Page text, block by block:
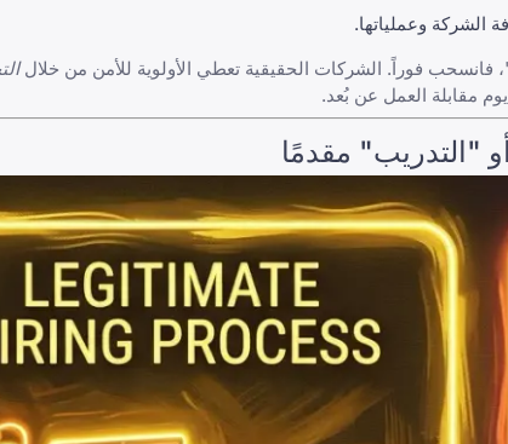
الشركة وعملياتها.
فانسحب فوراً. الشركات الحقيقية تعطي الأولوية للأمن من خلال
مقابلة العمل عن بُعد.